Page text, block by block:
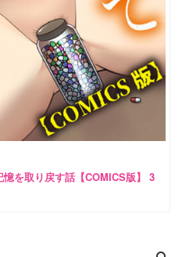
を取り戻す話【COMICS版】 3